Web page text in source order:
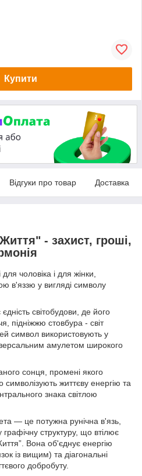
Купити
Відгуки про товар Доставка
- захист, гроші,
чоловіка і для жінки,
в'яззю у вигляді символу
світобудови, де його
підніжжю стовбура - світ
символ використовують у
амулетом широкого
сонця, промені якого
життєву енергію та
знака світлою
— це потужна рунічна в'язь,
структуру, що втілює
Вона об'єднує енергію
із вищим) та діагональні
добробуту.